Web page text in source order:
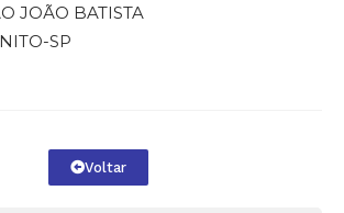
JOÃO BATISTA
SP
Voltar